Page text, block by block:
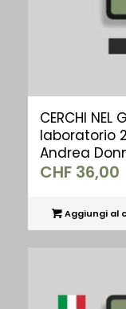
CERCHI NEL
laboratorio
Andrea
CHF36,00
Aggiungi al